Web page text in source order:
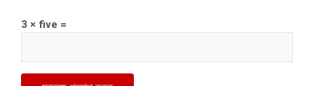
3 × five =